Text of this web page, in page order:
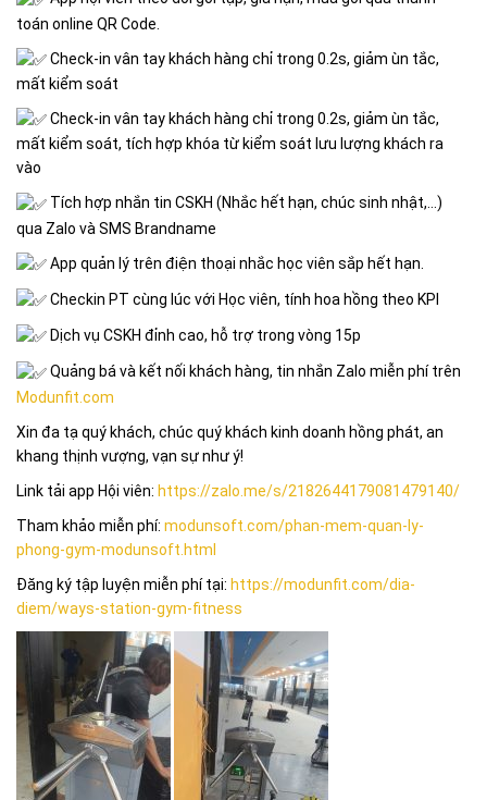
toán online QR Code.
Check-in vân tay khách hàng chỉ trong 0.2s, giảm ùn tắc,
mất kiểm soát
Check-in vân tay khách hàng chỉ trong 0.2s, giảm ùn tắc,
mất kiểm soát, tích hợp khóa từ kiểm soát lưu lượng khách ra
vào
Tích hợp nhắn tin CSKH (Nhắc hết hạn, chúc sinh nhật,…)
qua Zalo và SMS Brandname
App quản lý trên điện thoại nhắc học viên sắp hết hạn.
Checkin PT cùng lúc với Học viên, tính hoa hồng theo KPI
Dịch vụ CSKH đỉnh cao, hỗ trợ trong vòng 15p
Quảng bá và kết nối khách hàng, tin nhắn Zalo miễn phí trên
Modunfit.com
Xin đa tạ quý khách, chúc quý khách kinh doanh hồng phát, an
khang thịnh vượng, vạn sự như ý!
Link tải app Hội viên: https://zalo.me/s/2182644179081479140/
Tham khảo miễn phí: modunsoft.com/phan-mem-quan-ly-
phong-gym-modunsoft.html
Đăng ký tập luyện miễn phí tại: https://modunfit.com/dia-
diem/ways-station-gym-fitness